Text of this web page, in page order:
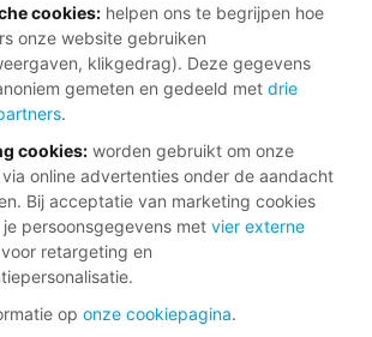
cookies: helpen ons te begrijpen hoe
onze website gebruiken
klikgedrag). Deze gegevens
gemeten en gedeeld met drie
.
cookies: worden gebruikt om onze
online advertenties onder de aandacht
Bij acceptatie van marketing cookies
persoonsgegevens met vier externe
voor retargeting en
op onze cookiepagina.